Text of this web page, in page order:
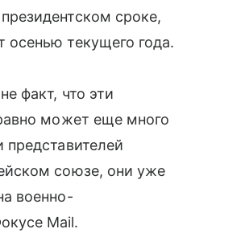
сроке,
текущего года.
факт, что эти
может еще много
союзе, они уже
военно-
Mail.